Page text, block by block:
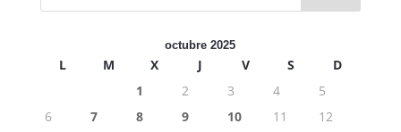
octubre 2025
L M X J V S
D
1
2 3 4
5
6
7 8 9 10 11
12